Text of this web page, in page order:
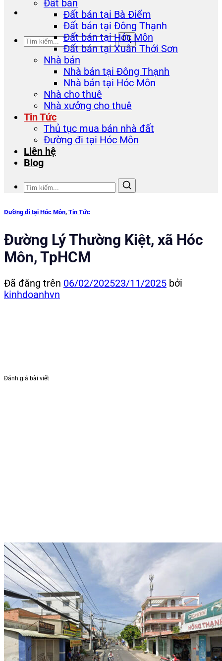
Đất bán
Đất bán tại Bà Điểm
Đất bán tại Đông Thạnh
Đất bán tại Hóc Môn
Đất bán tại Xuân Thới Sơn
Nhà bán
Nhà bán tại Đông Thạnh
Nhà bán tại Hóc Môn
Nhà cho thuê
Nhà xưởng cho thuê
Tin Tức
Thủ tục mua bán nhà đất
Đường đi tại Hóc Môn
Liên hệ
Blog
Đường đi tại Hóc Môn, Tin Tức
Đường Lý Thường Kiệt, xã Hóc
Môn, TpHCM
Đã đăng trên 06/02/202523/11/2025 bởi
kinhdoanhvn
Đánh giá bài viết